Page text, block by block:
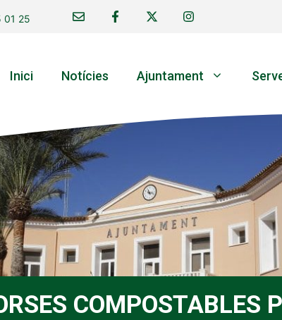
01 25
Inici Notícies Ajuntament
COMPOSTABLES